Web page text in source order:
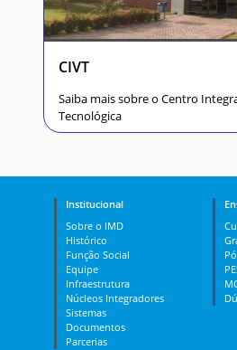
CIVT
Saiba mais sobre o Centro
Tecnológica
Institucional
Sobre o IMD
Histórico
Função Social
Equipe
Infraestrutura
Núcleos Integradores
Sistemas
Documentos
Parcerias